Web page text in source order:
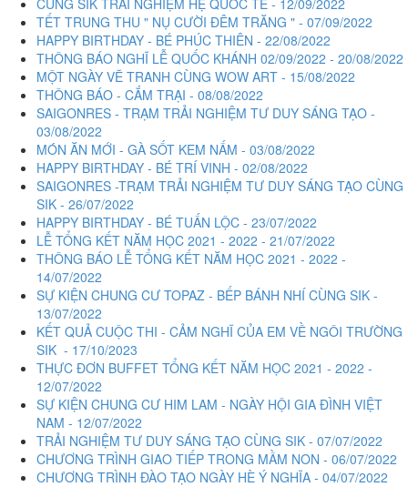
TẾT TRUNG THU " NỤ CƯỜI ĐÊM TRĂNG " - 07/09/2022
HAPPY BIRTHDAY - BÉ PHÚC THIÊN - 22/08/2022
THÔNG BÁO NGHĨ LỄ QUỐC KHÁNH 02/09/2022 - 20/08/2022
MỘT NGÀY VẼ TRANH CÙNG WOW ART - 15/08/2022
THÔNG BÁO - CẮM TRẠI - 08/08/2022
SAIGONRES - TRẠM TRẢI NGHIỆM TƯ DUY SÁNG TẠO -
03/08/2022
MÓN ĂN MỚI - GÀ SỐT KEM NẤM - 03/08/2022
HAPPY BIRTHDAY - BÉ TRÍ VINH - 02/08/2022
SAIGONRES -TRẠM TRẢI NGHIỆM TƯ DUY SÁNG TẠO CÙNG
SIK - 26/07/2022
HAPPY BIRTHDAY - BÉ TUẤN LỘC - 23/07/2022
LỄ TỔNG KẾT NĂM HỌC 2021 - 2022 - 21/07/2022
THÔNG BÁO LỄ TỔNG KẾT NĂM HỌC 2021 - 2022 -
14/07/2022
SỰ KIỆN CHUNG CƯ TOPAZ - BẾP BÁNH NHÍ CÙNG SIK -
13/07/2022
KẾT QUẢ CUỘC THI - CẢM NGHĨ CỦA EM VỀ NGÔI TRƯỜNG
SIK - 17/10/2023
THỰC ĐƠN BUFFET TỔNG KẾT NĂM HỌC 2021 - 2022 -
12/07/2022
SỰ KIỆN CHUNG CƯ HIM LAM - NGÀY HỘI GIA ĐÌNH VIỆT
NAM - 12/07/2022
TRẢI NGHIỆM TƯ DUY SÁNG TẠO CÙNG SIK - 07/07/2022
CHƯƠNG TRÌNH GIAO TIẾP TRONG MẦM NON - 06/07/2022
CHƯƠNG TRÌNH ĐÀO TẠO NGÀY HÈ Ý NGHĨA - 04/07/2022